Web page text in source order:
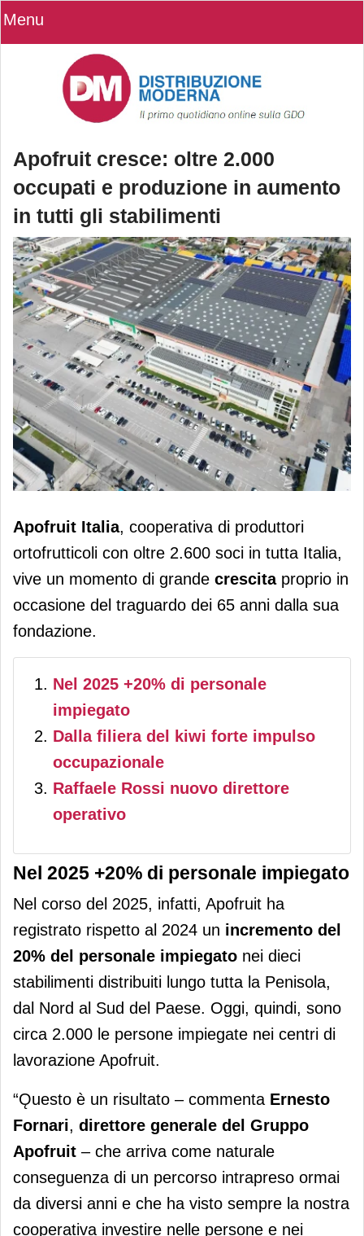
Menu
Apofruit cresce: oltre 2.000
occupati e produzione in aumento
in tutti gli stabilimenti
Apofruit cresce: oltre 2.000 occupati
e produzione in aumento in tutti gli
stabilimenti
Apofruit Italia, cooperativa di produttori
ortofrutticoli con oltre 2.600 soci in tutta Italia,
vive un momento di grande crescita proprio in
occasione del traguardo dei 65 anni dalla sua
fondazione.
Nel 2025 +20% di personale
impiegato
Dalla filiera del kiwi forte impulso
occupazionale
Raffaele Rossi nuovo direttore
operativo
Nel 2025 +20% di personale impiegato
Nel corso del 2025, infatti, Apofruit ha
registrato rispetto al 2024 un incremento del
20% del personale impiegato nei dieci
stabilimenti distribuiti lungo tutta la Penisola,
dal Nord al Sud del Paese. Oggi, quindi, sono
circa 2.000 le persone impiegate nei centri di
lavorazione Apofruit.
“Ǫuesto è un risultato – commenta Ernesto
Fornari, direttore generale del Gruppo
Apofruit – che arriva come naturale
conseguenza di un percorso intrapreso ormai
da diversi anni e che ha visto sempre la nostra
cooperativa investire nelle persone e nei